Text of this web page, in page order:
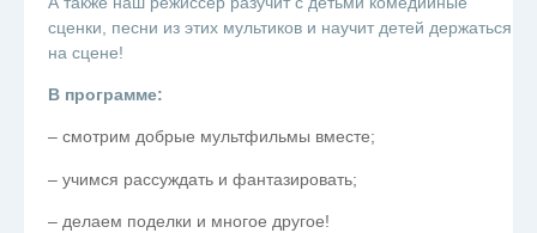
сценки, песни из этих мультиков и научит детей держаться
на сцене!
В программе:
– смотрим добрые мультфильмы вместе;
– учимся рассуждать и фантазировать;
– делаем поделки и многое другое!